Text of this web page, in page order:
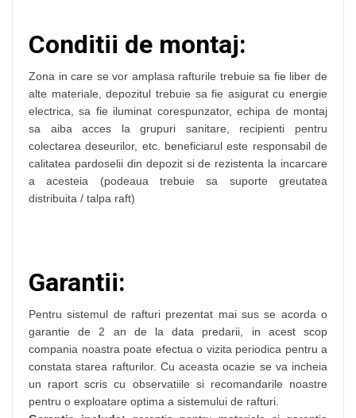
Conditii de montaj:
Zona in care se vor amplasa rafturile trebuie sa fie liber de
alte materiale, depozitul trebuie sa fie asigurat cu energie
electrica, sa fie iluminat corespunzator, echipa de montaj
sa aiba acces la grupuri sanitare, recipienti pentru
colectarea deseurilor, etc. beneficiarul este responsabil de
calitatea pardoselii din depozit si de rezistenta la incarcare
a acesteia (podeaua trebuie sa suporte greutatea
distribuita / talpa raft)
Garantii:
Pentru sistemul de rafturi prezentat mai sus se acorda o
garantie de 2 an de la data predarii, in acest scop
compania noastra poate efectua o vizita periodica pentru a
constata starea rafturilor. Cu aceasta ocazie se va incheia
un raport scris cu observatiile si recomandarile noastre
pentru o exploatare optima a sistemului de rafturi.